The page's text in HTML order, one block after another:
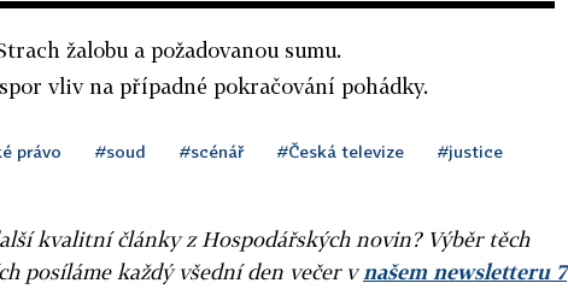
žalobu a požadovanou sumu.
vliv na případné pokračování pohádky.
právo #soud #scénář #Česká televize #justice
kvalitní články z Hospodářských novin? Výběr těch
posíláme každý všední den večer vnašem newsletteru 7